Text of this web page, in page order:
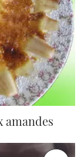
amandes